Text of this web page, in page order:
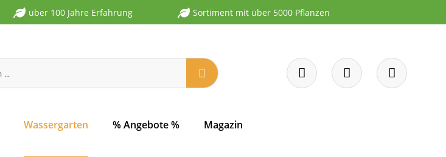
über 100 Jahre Erfahrung Sortiment mit über 5000 Pflanzen
Wassergarten % Angebote % Magazin